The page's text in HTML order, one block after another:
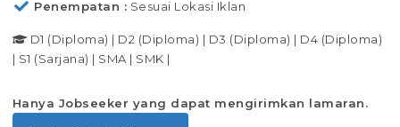
Penempatan
Sesuai Lokasi Iklan
D1 (Diploma) | D2 (Diploma) | D3 (Diploma) | D4 (Diploma)
| S1 (Sarjana) | SMA | SMK |
Hanya Jobseeker yang dapat mengirimkan lamaran.